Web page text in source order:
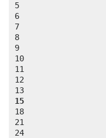
5
6
7
8
9
10
11
12
15
18
21
24